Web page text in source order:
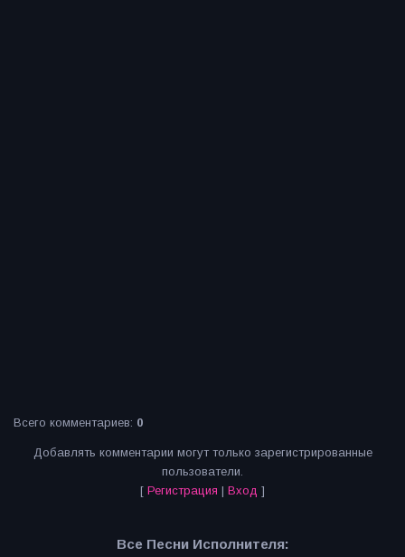
Всего комментариев: 0
Добавлять комментарии могут только зарегистрированные
пользователи.
[ Регистрация | Вход ]
Все Песни Исполнителя: